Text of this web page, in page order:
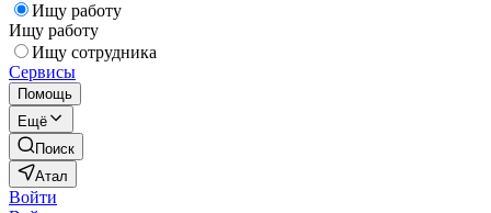
Ищу работу
Ищу работу
Ищу сотрудника
Сервисы
Помощь
Ещё
Поиск
Атал
Войти